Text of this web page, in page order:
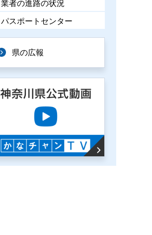
業者の進路の状況
パスポートセンター
県の広報